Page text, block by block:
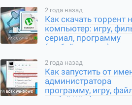
2 года назад
Как скачать торрент
компьютер: игру,
сериал, программу
(любой контент)
2 года назад
Как запустить от
администратора
программу, игру,
любой Windows